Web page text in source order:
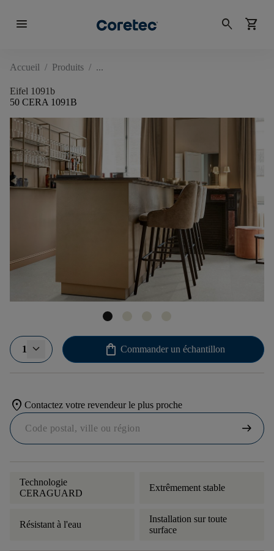
menu search shopping_cart
Accueil / Produits /
Eifel 1091b
50 CERA 1091B
1 shopping_bag Commander un échantillon
location_on Contactez votre revendeur le plus proche
arrow_right_alt
Technologie
CERAGUARD
Extrêmement stable
Résistant à l'eau
Installation sur toute
surface